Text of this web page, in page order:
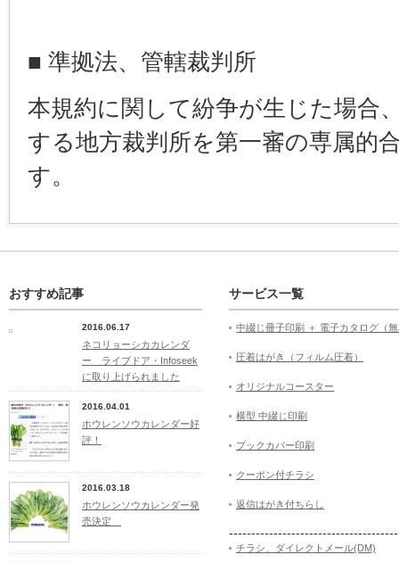
■ 準拠法、管轄裁判所
本規約に関して紛争が生じた場合
する地方裁判所を第一審の専属的
す。
おすすめ記事
2016.06.17
ネコリョーシカカレンダ
ー ライブドア・Infoseek
に取り上げられました
2016.04.01
ホウレンソウカレンダー好
評！
2016.03.18
ホウレンソウカレンダー発
売決定
サービス一覧
中綴じ冊子印刷 ＋ 電子カタログ（
圧着はがき（フィルム圧着）
オリジナルコースター
横型 中綴じ印刷
ブックカバー印刷
クーポン付チラシ
返信はがき付ちらし
チラシ、ダイレクトメール(DM)